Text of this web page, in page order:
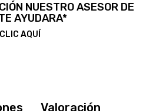
NUESTRO ASESOR DE
AYUDARA*
AQUÍ
Valoración